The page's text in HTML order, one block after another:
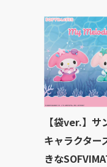
【袋ver.】サ
キャラクター
きな